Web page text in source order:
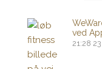
ved
21:28